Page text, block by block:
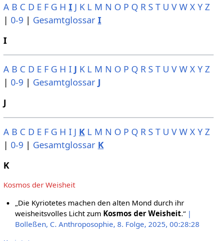
A B C D E F G H I J K L M N O P Q R S T U V W X Y Z
| 0-9| Gesamtglossar I
I
A B C D E F G H I J K L M N O P Q R S T U V W X Y Z
| 0-9| Gesamtglossar J
J
A B C D E F G H I J K L M N O P Q R S T U V W X Y Z
| 0-9| Gesamtglossar K
K
Kosmos der Weisheit
„Die Kyriotetes machen den alten Mond durch ihr
weisheitsvolles Licht zum Kosmos der Weisheit.“ |
Bolleßen, C. Anthroposophie, 8. Folge, 2025, 00:28:28